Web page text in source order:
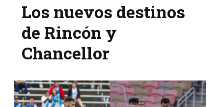
Los nuevos destinos
de Rincón y
Chancellor